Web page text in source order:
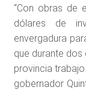
“Con obras de
dólares de
envergadura
que durante dos
provincia
gobernador